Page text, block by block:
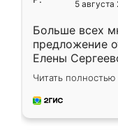
5 августа
Больше всех
предложение
Елены
короткие
для замера
предложил по
Читать полностью